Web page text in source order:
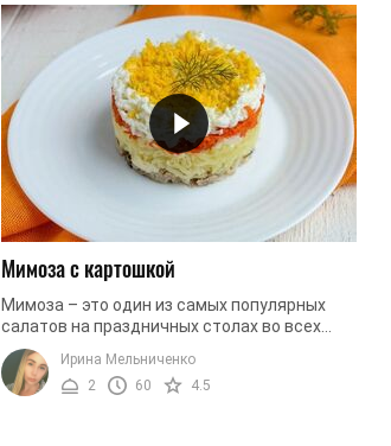
Мимоза с картошкой
Мимоза – это один из самых популярных
салатов на праздничных столах во всех
постсоветских странах. Ни один праздник
не обходился без косервно-рыбного ...
Ирина Мельниченко
2
60 4.5